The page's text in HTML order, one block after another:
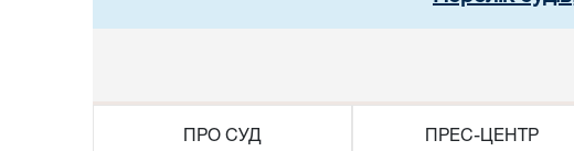
ПРО СУД ПРЕС-ЦЕНТР